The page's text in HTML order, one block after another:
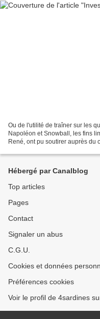
Ou de l'utilité de traîner sur les
Napoléon et Snowball, les fins
René, ont pu soutirer auprès du
Hébergé par Canalblog
Top articles
Pages
Contact
Signaler un abus
C.G.U.
Cookies et données
Préférences cookies
Voir le profil de 4sardines